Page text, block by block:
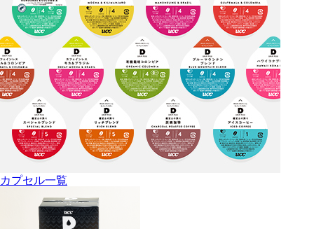
カプセル一覧